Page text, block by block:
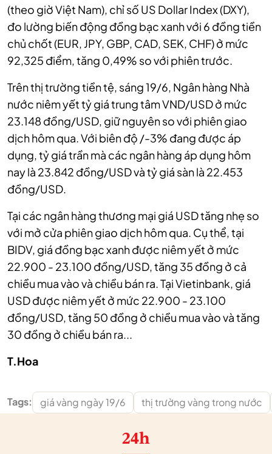
(theo giờ Việt Nam), chỉ số US Dollar Index (DXY),
đo lường biến động đồng bạc xanh với 6 đồng tiền
chủ chốt (EUR, JPY, GBP, CAD, SEK, CHF) ở mức
92,325 điểm, tăng 0,49% so với phiên trước.
Trên thị trường tiền tệ, sáng 19/6, Ngân hàng Nhà
nước niêm yết tỷ giá trung tâm VND/USD ở mức
23.148 đồng/USD, giữ nguyên so với phiên giao
dịch hôm qua. Với biên độ /-3% đang được áp
dụng, tỷ giá trần mà các ngân hàng áp dụng hôm
nay là 23.842 đồng/USD và tỷ giá sàn là 22.453
đồng/USD.
Tại các ngân hàng thương mại giá USD tăng nhẹ so
với mở cửa phiên giao dịch hôm qua. Cụ thể, tại
BIDV, giá đồng bạc xanh được niêm yết ở mức
22.900 - 23.100 đồng/USD, tăng 35 đồng ở cả
chiều mua vào và chiều bán ra. Tại Vietinbank, giá
USD được niêm yết ở mức 22.900 - 23.100
đồng/USD, tăng 50 đồng ở chiều mua vào và tăng
30 đồng ở chiều bán ra...
T.Hoa
Tags: giá vàng ngày 19/6 thị trường vàng trong nước
24h